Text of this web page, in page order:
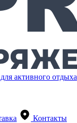
для активного отдыха
Контакты